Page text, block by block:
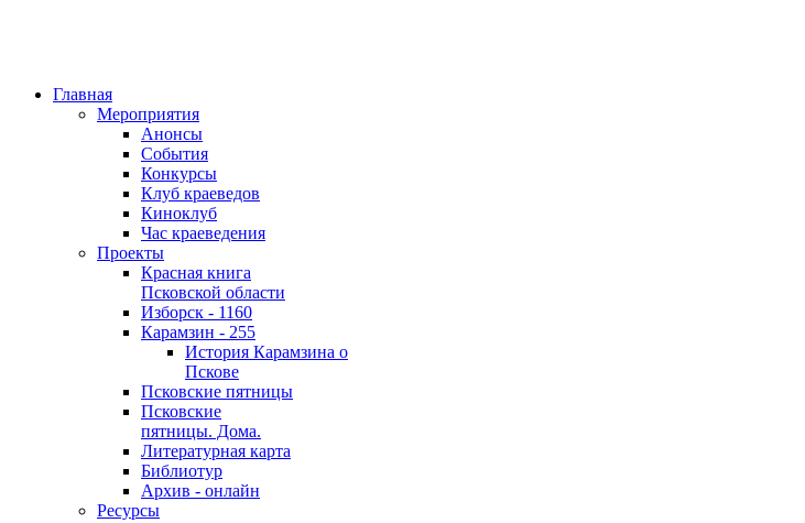
Главная
Мероприятия
Анонсы
События
Конкурсы
Клуб краеведов
Киноклуб
Час краеведения
Проекты
Красная книга
Псковской области
Изборск - 1160
Карамзин - 255
История Карамзина о
Пскове
Псковские пятницы
Псковские
пятницы. Дома.
Литературная карта
Библиотур
Архив - онлайн
Ресурсы